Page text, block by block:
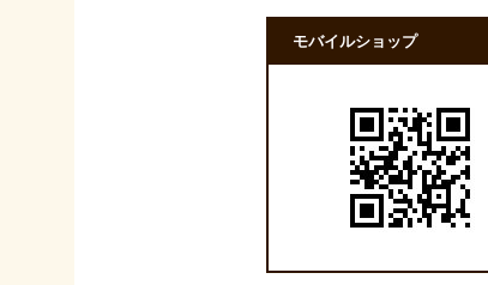
モバイルショップ